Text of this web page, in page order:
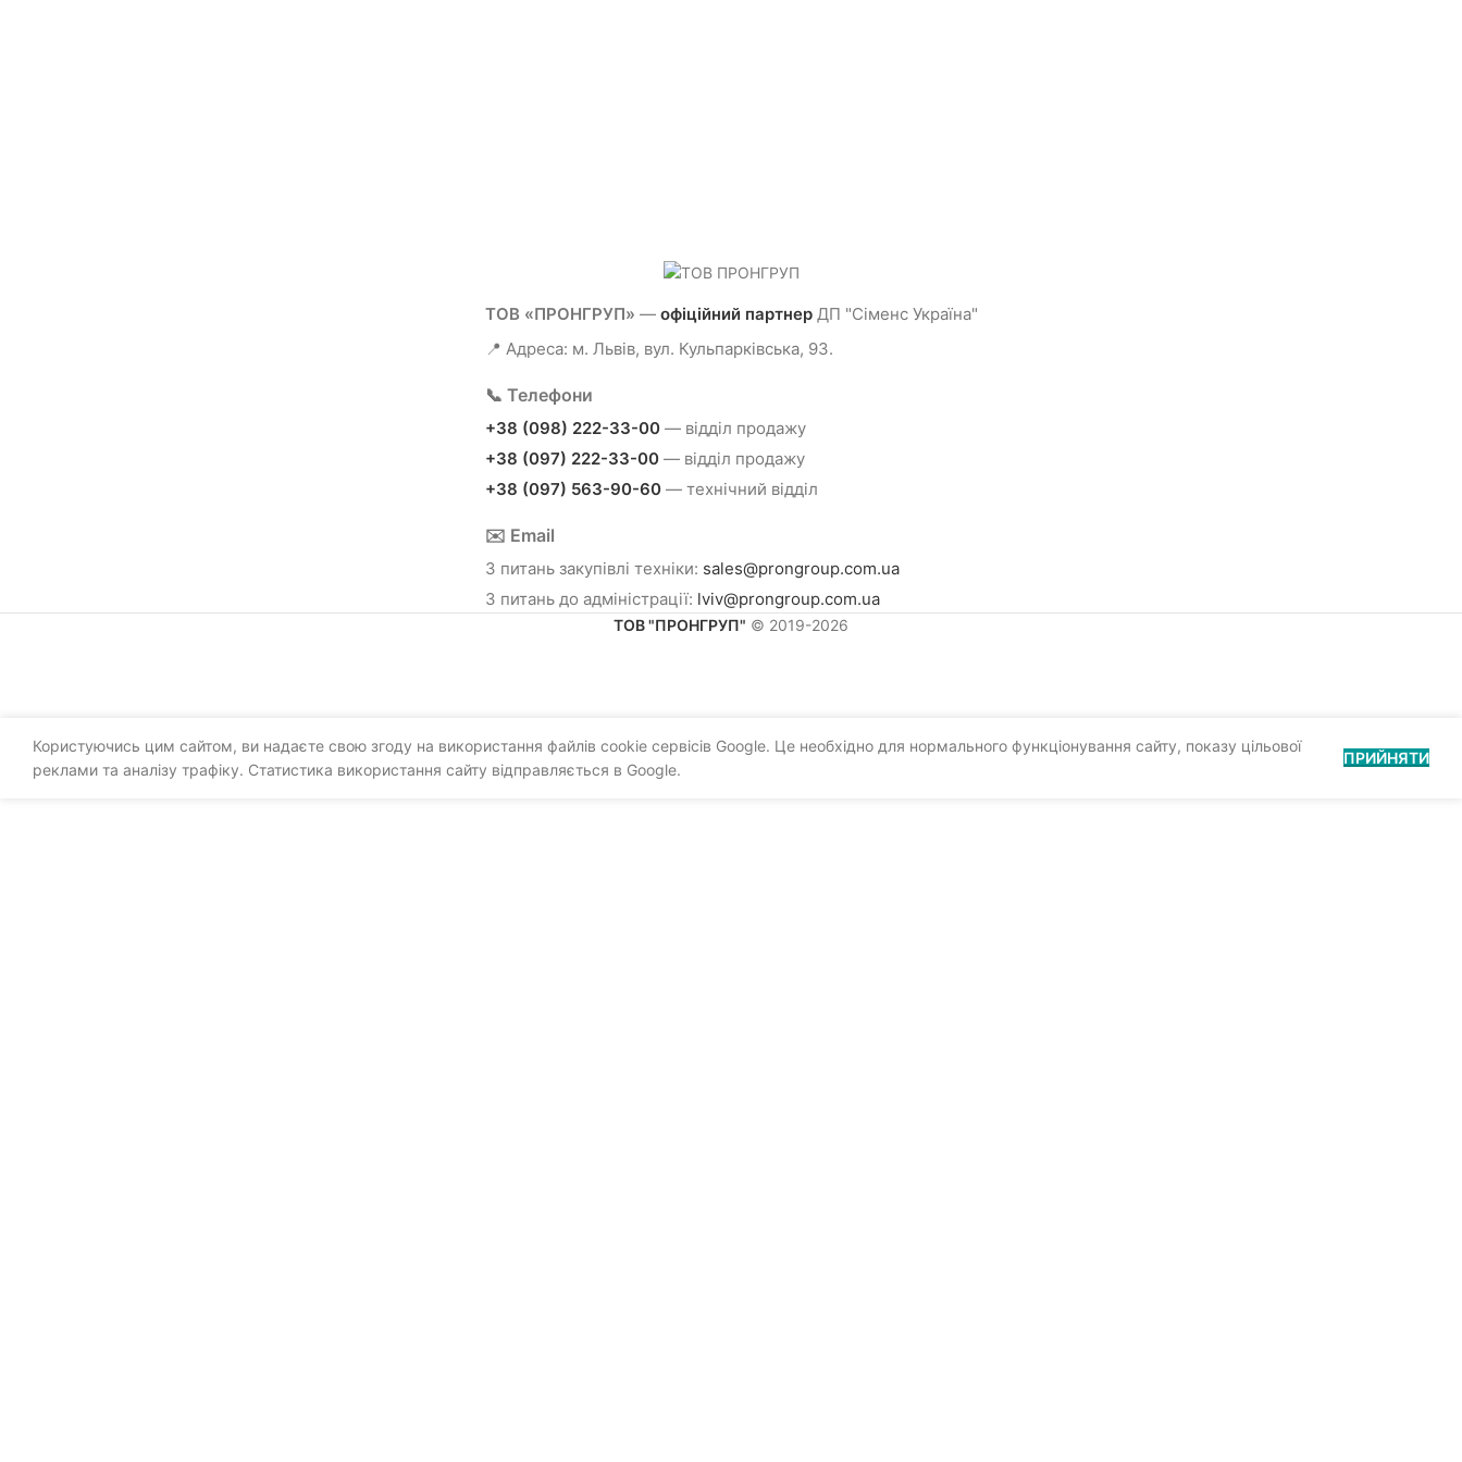
ТОВ «ПРОНГРУП» — офіційний партнерДП "Сіменс Україна"
📍 Адреса: м. Львів, вул. Кульпарківська, 93.
📞 Телефони
+38 (098) 222-33-00— відділ продажу
+38 (097) 222-33-00— відділ продажу
+38 (097) 563-90-60— технічний відділ
✉️ Email
З питань закупівлі техніки: sales@prongroup.com.ua
З питань до адміністрації: lviv@prongroup.com.ua
ТОВ "ПРОНГРУП" © 2019-2026
Користуючись цим сайтом, ви надаєте свою згоду на використання файлів cookie сервісів Google. Це необхідно для нормального функціонування сайту, показу цільової
реклами та аналізу трафіку. Статистика використання сайту відправляється в Google.
ПРИЙНЯТИ